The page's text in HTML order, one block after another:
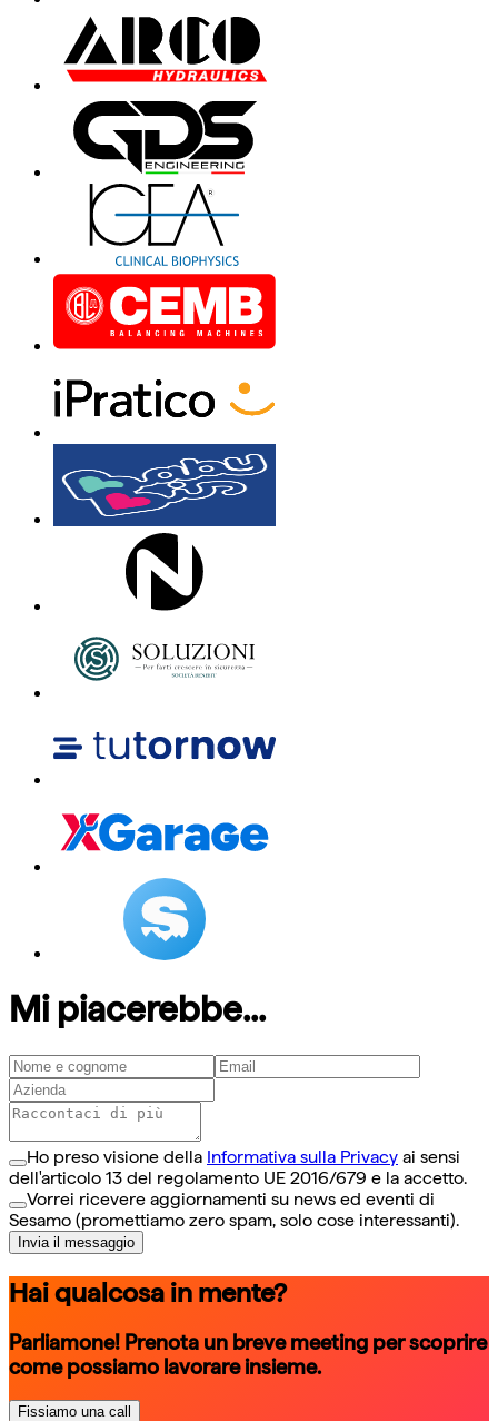
Mi piacerebbe...
Ho preso visione della Informativa sulla Privacy ai sensi
dell'articolo 13 del regolamento UE 2016/679 e la accetto.
Vorrei ricevere aggiornamenti su news ed eventi di
Sesamo (promettiamo zero spam, solo cose interessanti).
Invia il messaggio
Hai qualcosa in mente?
Parliamone! Prenota un breve meeting per scoprire
come possiamo lavorare insieme.
Fissiamo una call